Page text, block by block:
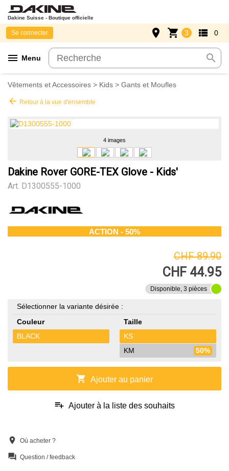
Dakine Suisse - Boutique officielle
menu Menu search
Se connecter place shopping_cart 3 view_list 0
Vêtements et Accessoires > Kids > Gants et Moufles
arrow_back Retour à la vue d'ensemble
4 images
Dakine Rover GORE-TEX Glove - Kids'
Art. D1300555-1000
ACTION - 50%
CHF 89.90
CHF 44.95
Disponible, 3 pièces
Sélectionner la variante désirée :
Couleur
BLACK
Taille
KS
KM
50%
shopping_cart Ajouter au panier
playlist_add Ajouter à la liste des souhaits
location_on Où acheter ?
question_answer Question / feedback